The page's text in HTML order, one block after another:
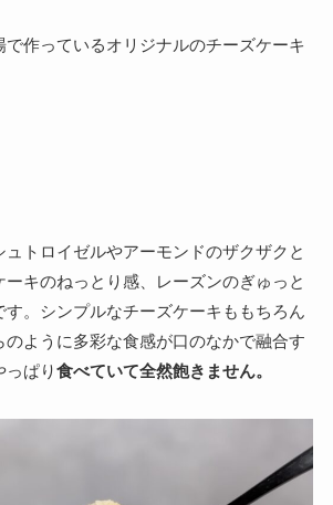
で作っているオリジナルのチーズケーキ
ュトロイゼルやアーモンドのザクザクと
ーキのねっとり感、レーズンのぎゅっと
す。シンプルなチーズケーキももちろん
ように多彩な食感が口のなかで融合す
っぱり食べていて全然飽きません。